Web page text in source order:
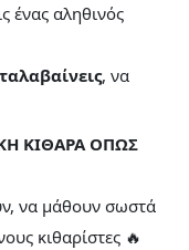
ένας αληθινός
, να
ΚΙΘΑΡΑ ΟΠΩΣ
να μάθουν σωστά
κιθαρίστες 🔥